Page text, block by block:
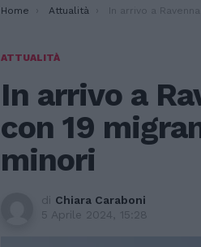
You are here:
Home Attualità In arrivo a Ravenna la Life Support con
ATTUALITÀ
In arrivo a
con 19
minori
di Chiara Caraboni
5 Aprile 2024, 15:28